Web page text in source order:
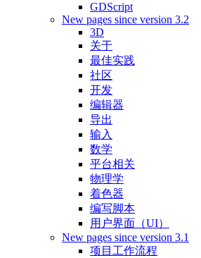
GDScript
New pages since version 3.2
3D
关于
最佳实践
社区
开发
编辑器
导出
输入
数学
平台相关
物理学
着色器
编写脚本
用户界面（UI）
New pages since version 3.1
项目工作流程